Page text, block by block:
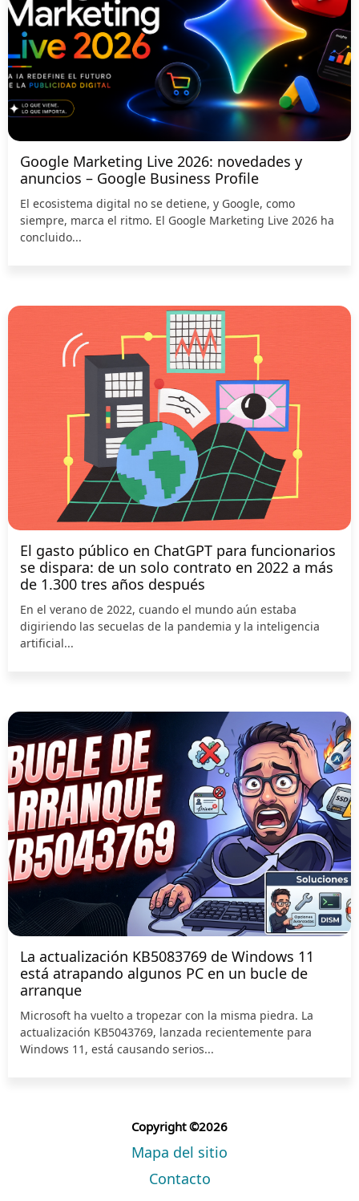
Google Marketing Live 2026: novedades y
anuncios – Google Business Profile
El ecosistema digital no se detiene, y Google, como
siempre, marca el ritmo. El Google Marketing Live 2026 ha
concluido...
El gasto público en ChatGPT para funcionarios
se dispara: de un solo contrato en 2022 a más
de 1.300 tres años después
En el verano de 2022, cuando el mundo aún estaba
digiriendo las secuelas de la pandemia y la inteligencia
artificial...
La actualización KB5083769 de Windows 11
está atrapando algunos PC en un bucle de
arranque
Microsoft ha vuelto a tropezar con la misma piedra. La
actualización KB5043769, lanzada recientemente para
Windows 11, está causando serios...
Copyright ©2026
Mapa del sitio
Contacto